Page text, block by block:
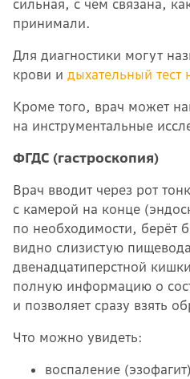
сильная, с чем связана,
принимали.
Для диагностики могут
крови и дыхательный тест
Кроме того, врач может
на инструментальные
ФГДС (гастроскопия)
Врач вводит через рот
с камерой на конце
по необходимости, берёт
видно слизистую
двенадцатиперстной
полную информацию о
и позволяет сразу взять
Что можно увидеть:
воспаление